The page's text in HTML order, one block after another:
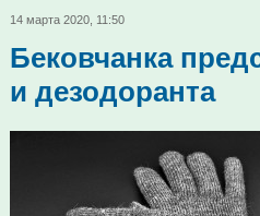
14 марта 2020, 11:50
Бековчанка
и дезодоранта